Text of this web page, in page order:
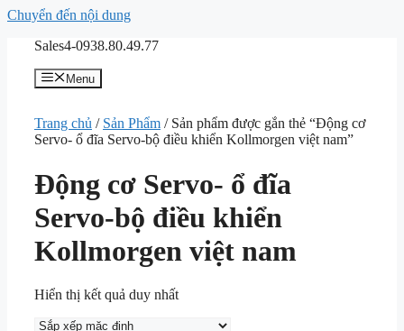
Chuyển đến nội dung
Sales4-0938.80.49.77
Menu
Trang chủ / Sản Phẩm / Sản phẩm được gắn thẻ “Động cơ
Servo- ổ đĩa Servo-bộ điều khiển Kollmorgen việt nam”
Động cơ Servo- ổ đĩa
Servo-bộ điều khiển
Kollmorgen việt nam
Hiển thị kết quả duy nhất